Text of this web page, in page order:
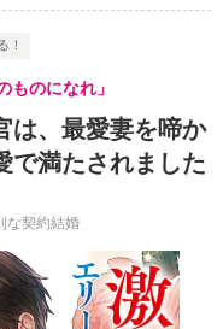
！
のになれ」
は、最愛妻を啼か
で満たされました
な契約結婚